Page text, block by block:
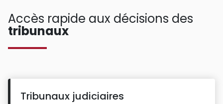
Accès rapide aux décisions des
tribunaux
Tribunaux judiciaires